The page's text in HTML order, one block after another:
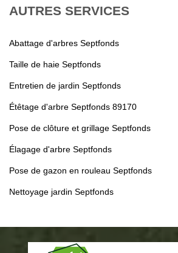
AUTRES SERVICES
Abattage d'arbres Septfonds
Taille de haie Septfonds
Entretien de jardin Septfonds
Étêtage d'arbre Septfonds 89170
Pose de clôture et grillage Septfonds
Élagage d'arbre Septfonds
Pose de gazon en rouleau Septfonds
Nettoyage jardin Septfonds